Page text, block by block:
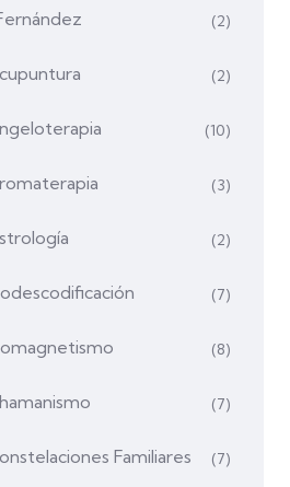
(2)
(2)
(10)
(3)
(2)
(7)
(8)
(7)
Familiares (7)